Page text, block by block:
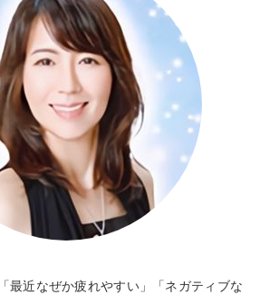
「最近なぜか疲れやすい」「ネガティブな